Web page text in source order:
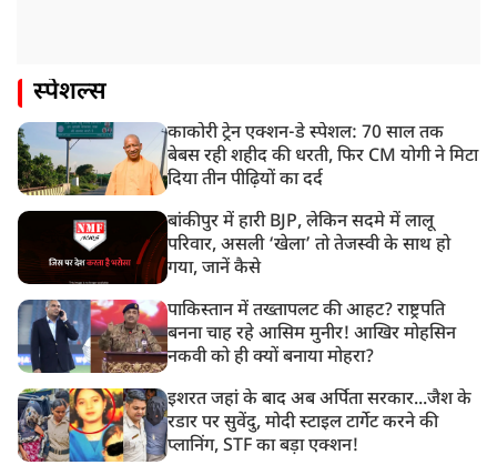
स्पेशल्स
काकोरी ट्रेन एक्शन-डे स्पेशल: 70 साल तक
बेबस रही शहीद की धरती, फिर CM योगी ने मिटा
दिया तीन पीढ़ियों का दर्द
बांकीपुर में हारी BJP, लेकिन सदमे में लालू
परिवार, असली ‘खेला’ तो तेजस्वी के साथ हो
गया, जानें कैसे
पाकिस्तान में तख्तापलट की आहट? राष्ट्रपति
बनना चाह रहे आसिम मुनीर! आखिर मोहसिन
नकवी को ही क्यों बनाया मोहरा?
इशरत जहां के बाद अब अर्पिता सरकार...जैश के
रडार पर सुवेंदु, मोदी स्टाइल टार्गेट करने की
प्लानिंग, STF का बड़ा एक्शन!